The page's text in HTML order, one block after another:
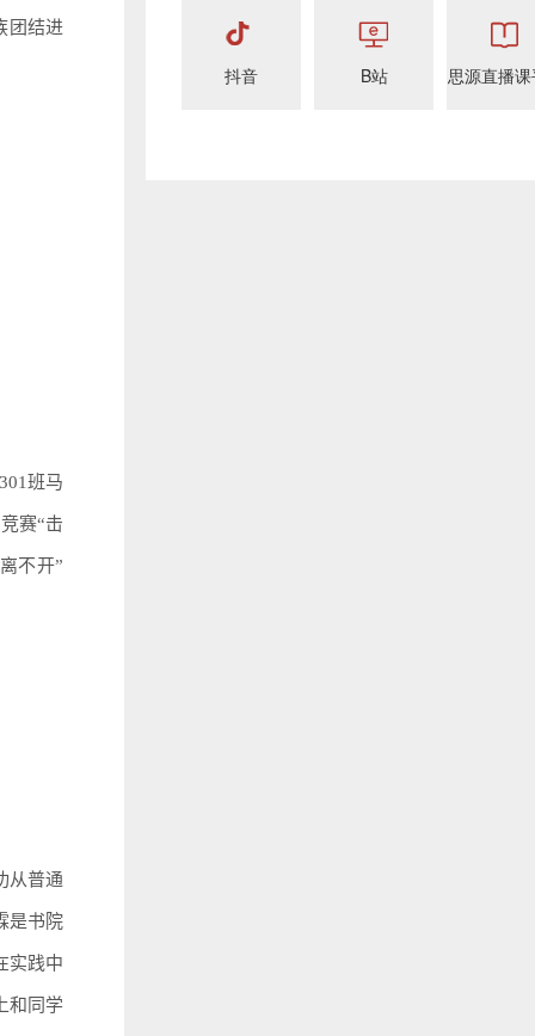
团结进
班马
赛“击
不开”
从普通
是书院
实践中
和同学
抖音 B站 思源直播